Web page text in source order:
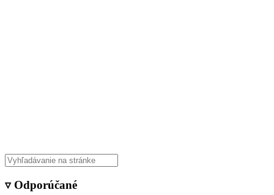
▿ Odporúčané